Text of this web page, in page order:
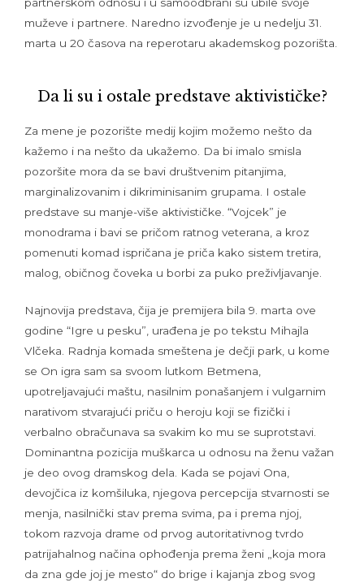
muževe i partnere. Naredno izvođenje je u nedelju 31.
marta u 20 časova na reperotaru akademskog pozorišta.
Da li su i ostale predstave aktivističke?
Za mene je pozorište medij kojim možemo nešto da
kažemo i na nešto da ukažemo. Da bi imalo smisla
pozoršite mora da se bavi društvenim pitanjima,
marginalizovanim i dikriminisanim grupama. I ostale
predstave su manje-više aktivističke. “Vojcek” je
monodrama i bavi se pričom ratnog veterana, a kroz
pomenuti komad ispričana je priča kako sistem tretira,
malog, običnog čoveka u borbi za puko preživljavanje.
Najnovija predstava, čija je premijera bila 9. marta ove
godine “Igre u pesku”, urađena je po tekstu Mihajla
Vlčeka. Radnja komada smeštena je dečji park, u kome
se On igra sam sa svoom lutkom Betmena,
upotreljavajući maštu, nasilnim ponašanjem i vulgarnim
narativom stvarajući priču o heroju koji se fizički i
verbalno obračunava sa svakim ko mu se suprotstavi.
Dominantna pozicija muškarca u odnosu na ženu važan
je deo ovog dramskog dela. Kada se pojavi Ona,
devojčica iz komšiluka, njegova percepcija stvarnosti se
menja, nasilnički stav prema svima, pa i prema njoj,
tokom razvoja drame od prvog autoritativnog tvrdo
patrijahalnog načina ophođenja prema ženi „koja mora
da zna gde joj je mesto“ do brige i kajanja zbog svog